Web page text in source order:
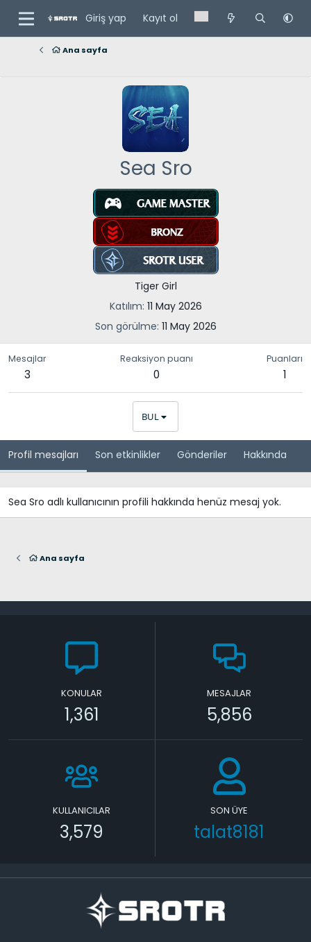
Giriş yap Kayıt ol
Ana sayfa
Sea Sro
Tiger Girl
Katılım 11 May 2026
Son görülme 11 May 2026
Mesajlar
3
Reaksiyon puanı
0
Puanları
1
BUL
Profil mesajları Son etkinlikler Gönderiler Hakkında
Sea Sro adlı kullanıcının profili hakkında henüz mesaj yok.
Ana sayfa
KONULAR
1,361
MESAJLAR
5,856
KULLANICILAR
3,579
SON ÜYE
talat8181